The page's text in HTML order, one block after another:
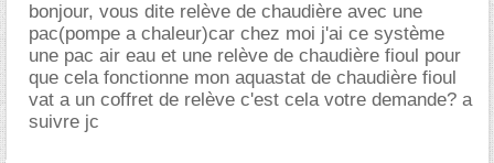
bonjour, vous dite relève de chaudière avec une
pac(pompe a chaleur)car chez moi j'ai ce système
une pac air eau et une relève de chaudière fioul pour
que cela fonctionne mon aquastat de chaudière fioul
vat a un coffret de relève c'est cela votre demande? a
suivre jc